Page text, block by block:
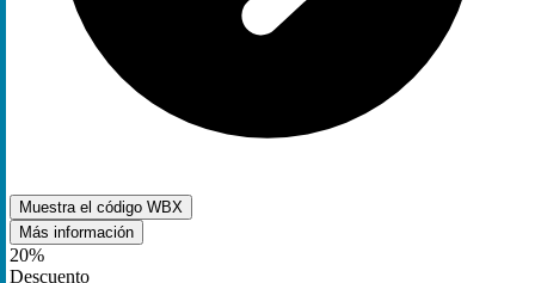
Muestra el código WBX
Más información
20%
Descuento